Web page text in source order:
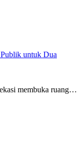
untuk Dua
membuka ruang…